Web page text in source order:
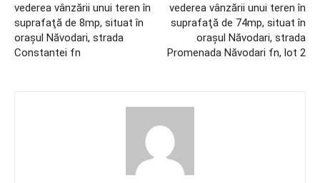
vederea vânzării unui teren în
suprafaţă de 8mp, situat în
oraşul Năvodari, strada
Constantei fn
vederea vânzării unui teren în
suprafaţă de 74mp, situat în
oraşul Năvodari, strada
Promenada Năvodari fn, lot 2